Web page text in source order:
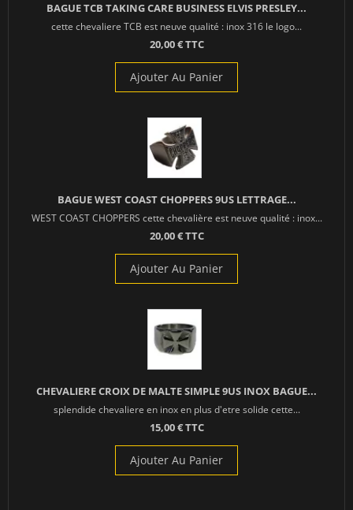
BAGUE TCB TAKING CARE BUSINESS ELVIS PRESLEY...
cette chevaliere TCB est neuve qualité : inox 316 le logo...
20,00 € TTC
Ajouter Au Panier
BAGUE WEST COAST CHOPPERS 9US LETTRAGE...
WEST COAST CHOPPERS cette chevalière est neuve qualité : inox...
20,00 € TTC
Ajouter Au Panier
CHEVALIERE CROIX DE MALTE SIMPLE 9US INOX BAGUE...
splendide chevaliere en inox en plus d'etre solide cette...
15,00 € TTC
Ajouter Au Panier